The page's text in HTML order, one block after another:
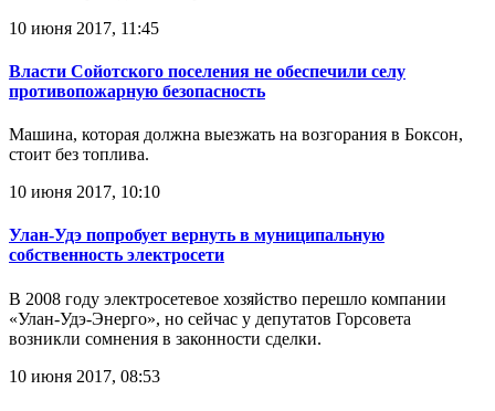
10 июня 2017, 11:45
Власти Сойотского поселения не обеспечили селу
противопожарную безопасность
Машина, которая должна выезжать на возгорания в Боксон,
стоит без топлива.
10 июня 2017, 10:10
Улан-Удэ попробует вернуть в муниципальную
собственность электросети
В 2008 году электросетевое хозяйство перешло компании
«Улан-Удэ-Энерго», но сейчас у депутатов Горсовета
возникли сомнения в законности сделки.
10 июня 2017, 08:53